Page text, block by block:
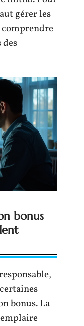
gérer les
bonus
bonus. La